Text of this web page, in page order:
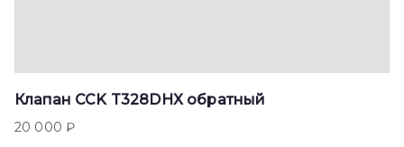
Клапан CCK T328DHX обратный
20 000₽